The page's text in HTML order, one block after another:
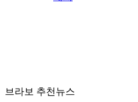
브라보 추천뉴스